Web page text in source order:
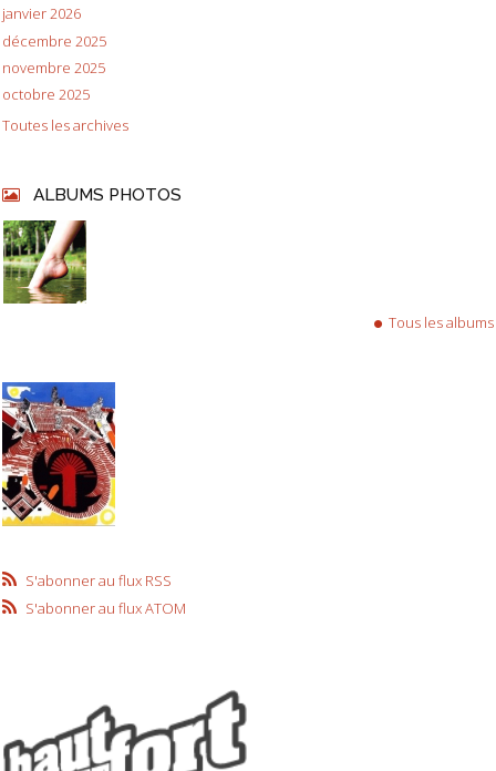
janvier 2026
décembre 2025
novembre 2025
octobre 2025
Toutes les archives
ALBUMS PHOTOS
Tous les albums
S'abonner au flux RSS
S'abonner au flux ATOM